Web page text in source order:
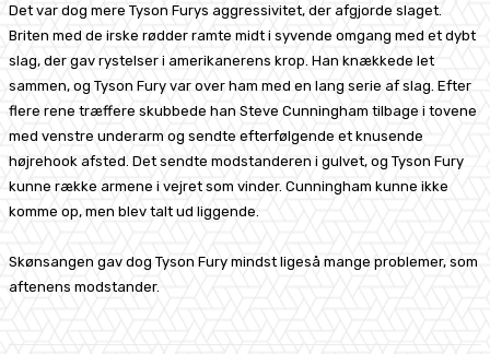
Det var dog mere Tyson Furys aggressivitet, der afgjorde slaget.
Briten med de irske rødder ramte midt i syvende omgang med et dybt
slag, der gav rystelser i amerikanerens krop. Han knækkede let
sammen, og Tyson Fury var over ham med en lang serie af slag. Efter
flere rene træffere skubbede han Steve Cunningham tilbage i tovene
med venstre underarm og sendte efterfølgende et knusende
højrehook afsted. Det sendte modstanderen i gulvet, og Tyson Fury
kunne række armene i vejret som vinder. Cunningham kunne ikke
komme op, men blev talt ud liggende.
Skønsangen gav dog Tyson Fury mindst ligeså mange problemer, som
aftenens modstander.